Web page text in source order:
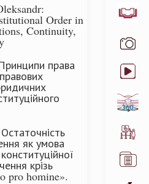
Order in
Continuity,
права
як умова
крізь
pro homine».